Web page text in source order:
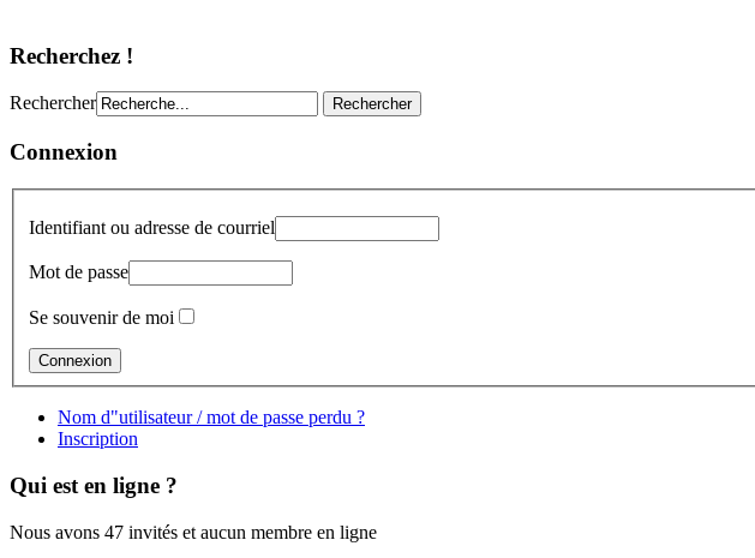
Recherchez !
Rechercher
Connexion
Identifiant ou adresse de courriel
Mot de passe
Se souvenir de moi
Nom d"utilisateur / mot de passe perdu ?
Inscription
Qui est en ligne ?
Nous avons 47 invités et aucun membre en ligne